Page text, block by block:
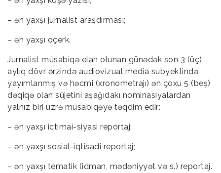
– ən yaxşı jurnalist araşdırması;
– ən yaxşı oçerk.
Jurnalist müsabiqə elan olunan günədək son 3 (üç)
aylıq dövr ərzində audiovizual media subyektində
yayımlanmış və həcmi (xronometrajı) ən çoxu 5 (beş)
dəqiqə olan süjetini aşağıdakı nominasiyalardan
yalnız biri üzrə müsabiqəyə təqdim edir:
– ən yaxşı ictimai-siyasi reportaj;
– ən yaxşı sosial-iqtisadi reportaj;
– ən yaxşı tematik (idman, mədəniyyət və s.) reportaj.